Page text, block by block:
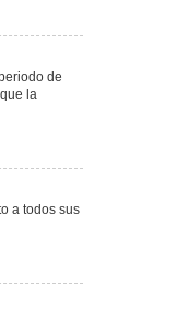
de
la
a todos sus